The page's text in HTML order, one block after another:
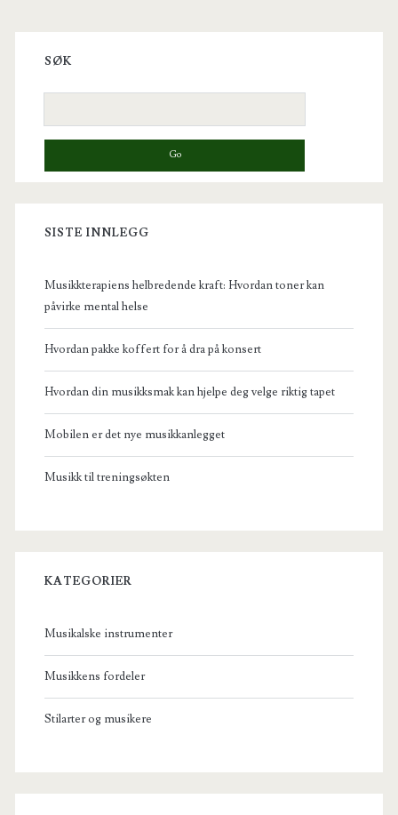
Sidebar
SØK
for:
SISTE INNLEGG
Musikkterapiens helbredende kraft: Hvordan toner kan
påvirke mental helse
Hvordan pakke koffert for å dra på konsert
Hvordan din musikksmak kan hjelpe deg velge riktig tapet
Mobilen er det nye musikkanlegget
Musikk til treningsøkten
KATEGORIER
Musikalske instrumenter
Musikkens fordeler
Stilarter og musikere